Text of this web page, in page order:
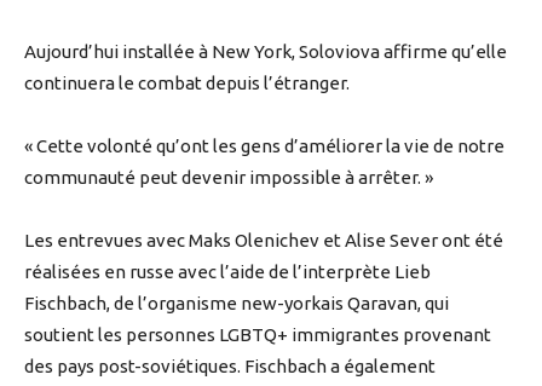
Aujourd’hui installée à New York, Soloviova affirme qu’elle
continuera le combat depuis l’étranger.
« Cette volonté qu’ont les gens d’améliorer la vie de notre
communauté peut devenir impossible à arrêter. »
Les entrevues avec Maks Olenichev et Alise Sever ont été
réalisées en russe avec l’aide de l’interprète Lieb
Fischbach, de l’organisme new-yorkais Qaravan, qui
soutient les personnes LGBTQ+ immigrantes provenant
des pays post-soviétiques. Fischbach a également